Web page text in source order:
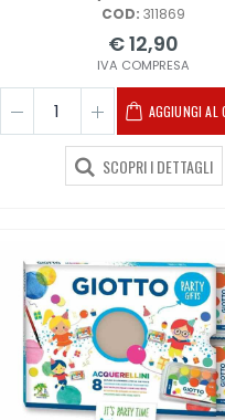
COD: 311869
€ 12,90
IVA COMPRESA
AGGIUNGI AL
SCOPRI I DETTAGLI